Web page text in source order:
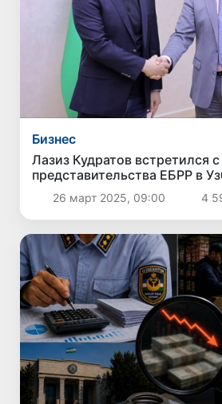
Бизнес
Лазиз Кудратов встретился
представительства ЕБРР в
26 март 2025, 09:00 4